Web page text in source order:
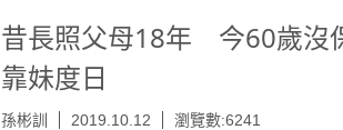
昔長照父母18年 今60歲沒
靠妹度日
孫彬訓 2019.10.12 瀏覽數:6241